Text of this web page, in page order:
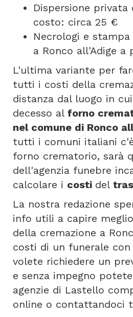
Dispersione privata
costo: circa 25 €
Necrologi e
a Ronco all'Adige a
L'ultima variante per
tutti i costi della
distanza dal luogo in
decesso al forno
nel comune di Ronco
tutti i comuni italiani
forno crematorio, sarà
dell'agenzia funebre
calcolare i costi del
La nostra redazione
info utili a capire
della cremazione a
costi di un funerale con
volete richiedere un
e senza impegno
agenzie di Lastello
online o contattandoci